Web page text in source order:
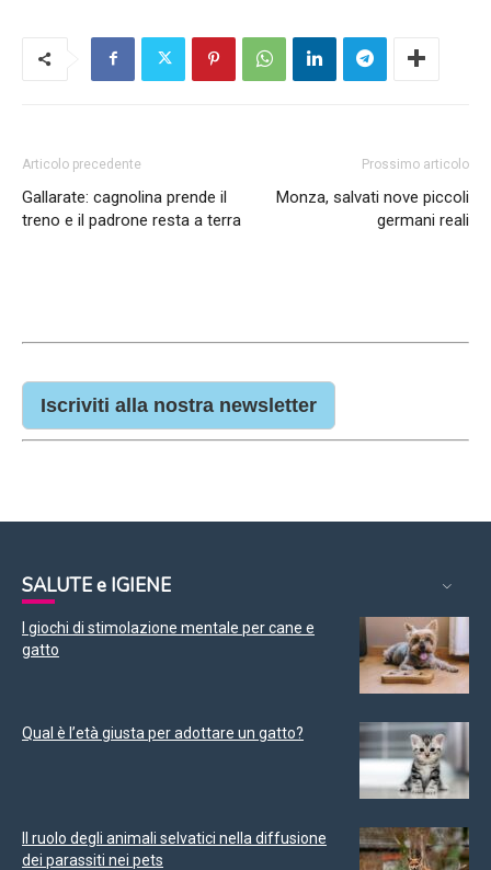
Articolo precedente
Gallarate: cagnolina prende il
treno e il padrone resta a terra
Prossimo articolo
Monza, salvati nove piccoli
germani reali
Iscriviti alla nostra newsletter
SALUTE e IGIENE
I giochi di stimolazione mentale per cane e
gatto
Qual è l’età giusta per adottare un gatto?
Il ruolo degli animali selvatici nella diffusione
dei parassiti nei pets